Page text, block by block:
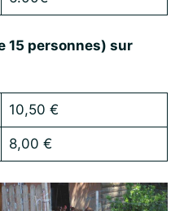
15 personnes) sur
10,50 €
8,00 €